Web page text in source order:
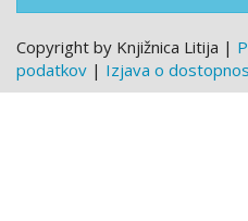
Copyright by Knjižnica Litija |
podatkov | Izjava o